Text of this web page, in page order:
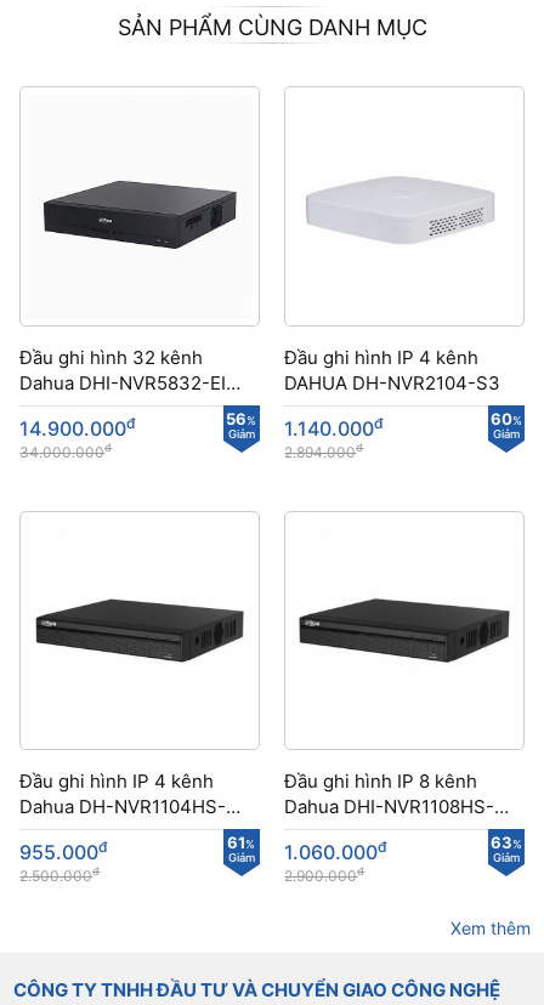
SẢN PHẨM CÙNG DANH MỤC
Đầu ghi hình 32 kênh
Dahua DHI-NVR5832-EI
độ phân giải 4K
56%
Giảm
14.900.000đ
34.000.000đ
Đầu ghi hình IP 4 kênh
DAHUA DH-NVR2104-S3
60%
Giảm
1.140.000đ
2.894.000đ
Đầu ghi hình IP 4 kênh
Dahua DH-NVR1104HS-
S3/H
61%
Giảm
955.000đ
2.500.000đ
Đầu ghi hình IP 8 kênh
Dahua DHI-NVR1108HS-
S3/H
63%
Giảm
1.060.000đ
2.900.000đ
Xem thêm
CÔNG TY TNHH ĐẦU TƯ VÀ CHUYỂN GIAO CÔNG NGHỆ